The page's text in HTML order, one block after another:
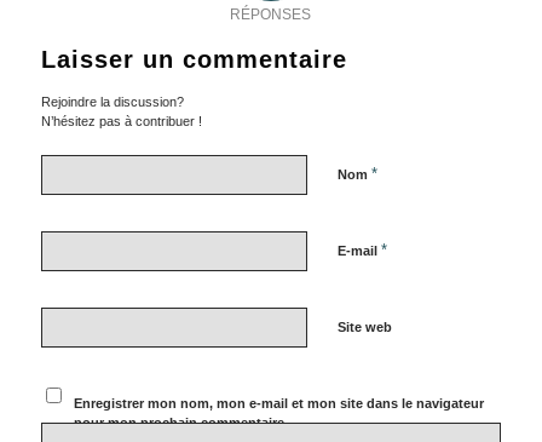
RÉPONSES
Laisser un commentaire
Rejoindre la discussion?
N’hésitez pas à contribuer !
Nom *
E-mail *
Site web
Enregistrer mon nom, mon e-mail et mon site dans le navigateur
pour mon prochain commentaire.